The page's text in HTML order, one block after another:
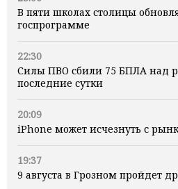
В пяти школах столицы
госпрограмме
22:30
Силы ПВО сбили 75 БПЛА над
последние сутки
20:09
iPhone может исчезнуть с
19:37
9 августа в Грозном пройдет